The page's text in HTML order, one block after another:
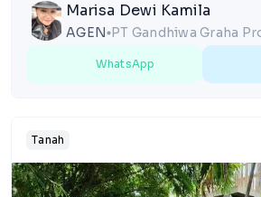
Marisa Dewi Kamila
AGEN lens PT Gandhiwa Graha
WhatsApp
Tanah